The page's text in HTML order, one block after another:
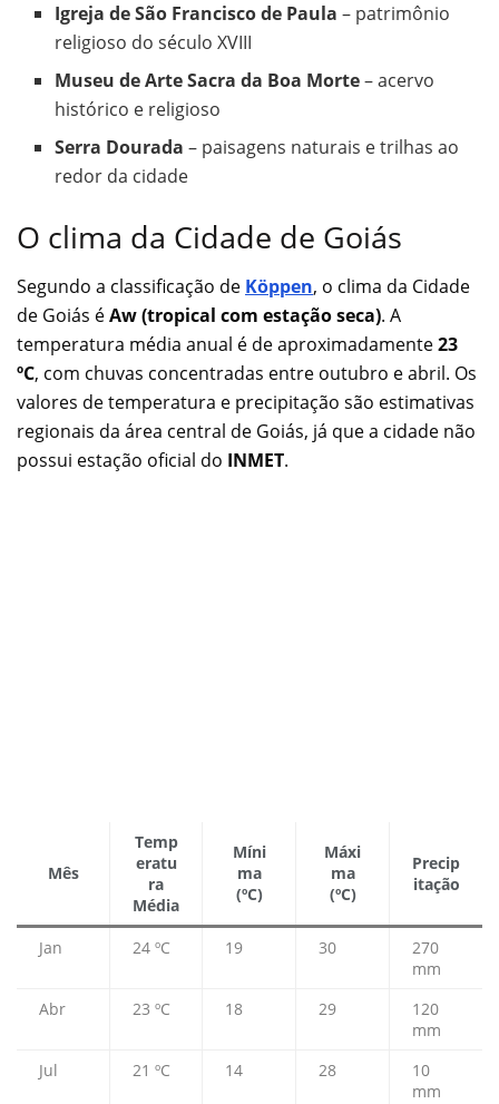
Igreja de São Francisco de Paula – patrimônio
religioso do século XVIII
Museu de Arte Sacra da Boa Morte– acervo
histórico e religioso
Serra Dourada – paisagens naturais e trilhas ao
redor da cidade
O clima da Cidade de Goiás
Segundo a classificação de Köppen, o clima da Cidade
de Goiás éAw (tropical com estação seca). A
temperatura média anual é de aproximadamente23
ºC, com chuvas concentradas entre outubro e abril. Os
valores de temperatura e precipitação são estimativas
regionais da área central de Goiás, já que a cidade não
possui estação oficial do INMET.
Mês
Temp
eratu
ra
Média
Míni
ma
(ºC)
Máxi
ma
(ºC)
Precip
itação
Jan 24 ºC 19 30
270
mm
Abr
23 ºC 18 29
120
mm
Jul
21 ºC 14 28
10
mm